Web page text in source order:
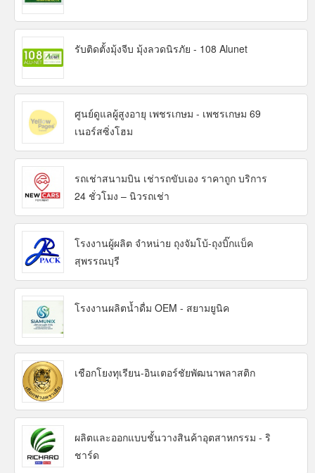
รับติดตั้งมุ้งจีบ มุ้งลวดนิรภัย - 108 Alunet
ศูนย์ดูแลผู้สูงอายุ เพชรเกษม - เพชรเกษม 69
เนอร์สซิ่งโฮม
รถเช่าสนามบิน เช่ารถขับเอง ราคาถูก บริการ
24 ชั่วโมง – นิวรถเช่า
โรงงานผู้ผลิต จำหน่าย ถุงจัมโบ้-ถุงบิ๊กแบ็ค
สุพรรณบุรี
โรงงานผลิตน้ำดื่ม OEM - สยามยูนิค
เชือกโยงทุเรียน-อินเตอร์ชัยพัฒนาพลาสติก
ผลิตและออกแบบชั้นวางสินค้าอุตสาหกรรม - ริ
ชาร์ด